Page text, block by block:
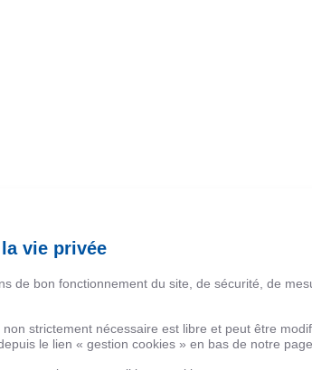
Nos services
vie privée
de bon fonctionnement du site, de sécurité, de
strictement nécessaire est libre et peut être
le lien « gestion cookies » en bas de notre page.